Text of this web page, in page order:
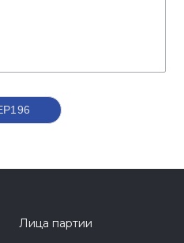
Лица партии